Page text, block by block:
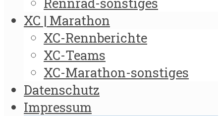
XC | Marathon
XC-Rennberichte
XC-Teams
XC-Marathon-sonstiges
Datenschutz
Impressum